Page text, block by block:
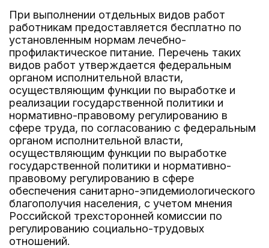
При выполнении отдельных видов работ
работникам предоставляется бесплатно по
установленным нормам лечебно-
профилактическое питание. Перечень таких
видов работ утверждается федеральным
органом исполнительной власти,
осуществляющим функции по выработке и
реализации государственной политики и
нормативно-правовому регулированию в
сфере труда, по согласованию с федеральным
органом исполнительной власти,
осуществляющим функции по выработке
государственной политики и нормативно-
правовому регулированию в сфере
обеспечения санитарно-эпидемиологического
благополучия населения, с учетом мнения
Российской трехсторонней комиссии по
регулированию социально-трудовых
отношений.